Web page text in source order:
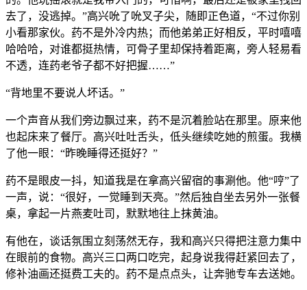
去了，没逃掉。”高兴吮了吮叉子尖，随即正色道，“不过你别
小看那家伙。药不是外冷内热；而他弟弟正好相反，平时嘻嘻
哈哈哈，对谁都挺热情，可骨子里却保持着距离，旁人轻易看
不透，连药老爷子都不好把握……”
“背地里不要说人坏话。”
一个声音从我们旁边飘过来，药不是沉着脸站在那里。原来他
也起床来了餐厅。高兴吐吐舌头，低头继续吃她的煎蛋。我横
了他一眼：“昨晚睡得还挺好？”
药不是眼皮一抖，知道我是在拿高兴留宿的事涮他。他“哼”了
一声，说：“很好，一觉睡到天亮。”然后独自坐去另外一张餐
桌，拿起一片燕麦吐司，默默地往上抹黄油。
有他在，谈话氛围立刻荡然无存，我和高兴只得把注意力集中
在眼前的食物。高兴三口两口吃完，起身说我得赶紧回去了，
修补油画还挺费工夫的。药不是点点头，让奔驰专车去送她。